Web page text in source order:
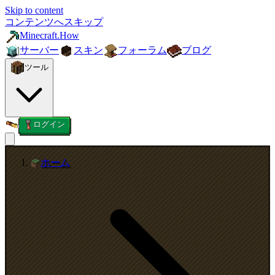
Skip to content
コンテンツへスキップ
Minecraft.How
サーバー
スキン フォーラム ブログ
ツール
ログイン
ホーム